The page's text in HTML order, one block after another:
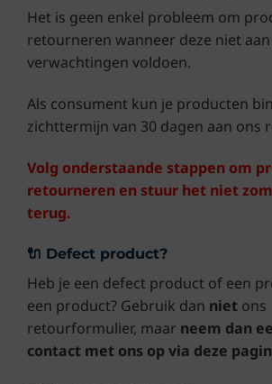
Het is geen enkel probleem om
retourneren wanneer deze niet aan
verwachtingen voldoen.
Als consument kun je producten
zichttermijn van 30 dagen aan ons
Volg onderstaande stappen om
retourneren en stuur het niet
terug.
🔌 Defect product?
Heb je een defect product of een
een product? Gebruik dan niet ons
retourformulier, maar neem dan
contact met ons op via deze